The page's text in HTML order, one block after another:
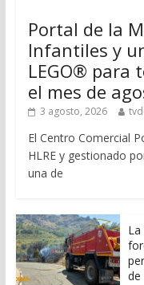
Portal de la
Infantiles y
LEGO® para
el mes de
3 agosto, 2026
El Centro Comercial
HLRE y gestionado
una de
de